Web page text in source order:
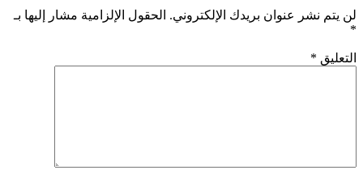
لن يتم نشر عنوان بريدك الإلكتروني. الحقول الإلزامية مشار إليها بـ
*
التعليق *